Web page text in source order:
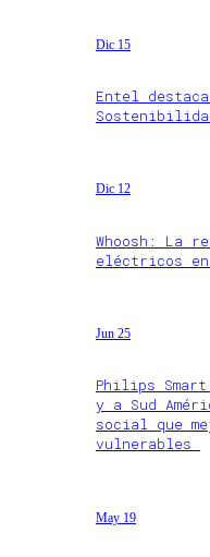
Dic 15
Entel
Dic 12
Whoosh: La
eléctricos
Jun 25
Philips
y a Sud
social que
vulnerables
May 19